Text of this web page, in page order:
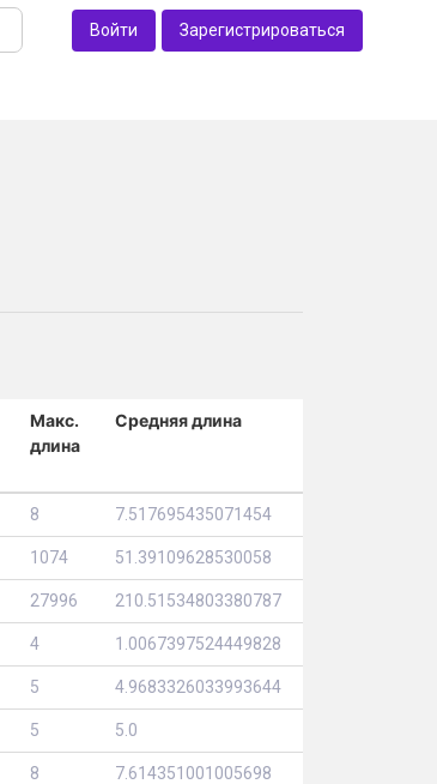
Войти Зарегистрироваться
Макс.
длина
Средняя длина
8 7.517695435071454
1074 51.39109628530058
27996 210.51534803380787
4 1.0067397524449828
5 4.9683326033993644
5 5.0
8 7.614351001005698